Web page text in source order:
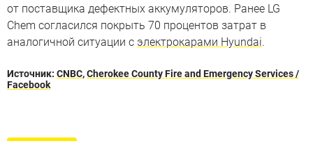
от поставщика дефектных аккумуляторов. Ранее LG
Chem согласился покрыть 70 процентов затрат в
аналогичной ситуации с электрокарами Hyundai.
Источник: CNBC,Cherokee County Fire and Emergency Services /
Facebook